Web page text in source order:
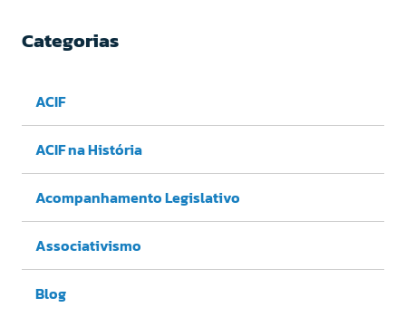
Categorias
ACIF
ACIF na História
Acompanhamento Legislativo
Associativismo
Blog